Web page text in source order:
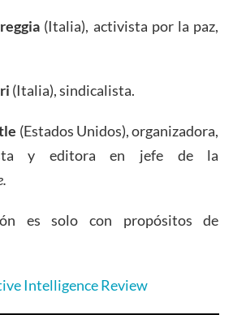
(Italia), activista por la paz,
(Italia), sindicalista.
(Estados Unidos), organizadora,
y editora en jefe de la
es solo con propósitos de
Intelligence Review